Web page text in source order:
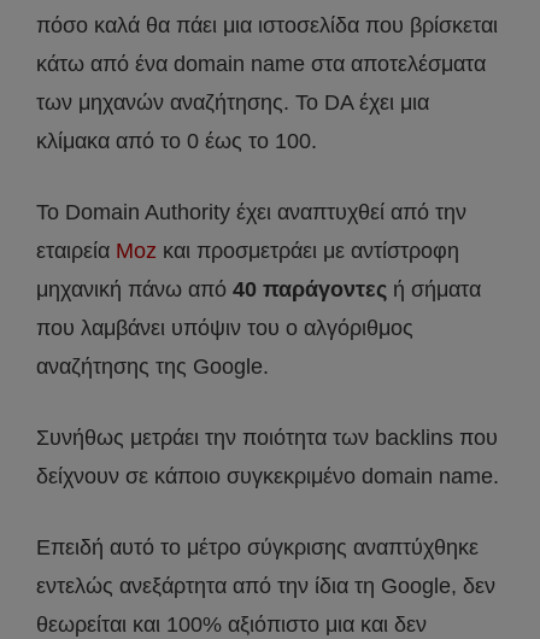
πόσο καλά θα πάει μια ιστοσελίδα που βρίσκεται
κάτω από ένα domain name στα αποτελέσματα
των μηχανών αναζήτησης. Το DA έχει μια
κλίμακα από το 0 έως το 100.
Το Domain Authority έχει αναπτυχθεί από την
εταιρεία Moz και προσμετράει με αντίστροφη
μηχανική πάνω από 40 παράγοντες ή σήματα
που λαμβάνει υπόψιν του ο αλγόριθμος
αναζήτησης της Google.
Συνήθως μετράει την ποιότητα των backlins που
δείχνουν σε κάποιο συγκεκριμένο domain name.
Επειδή αυτό το μέτρο σύγκρισης αναπτύχθηκε
εντελώς ανεξάρτητα από την ίδια τη Google, δεν
θεωρείται και 100% αξιόπιστο μια και δεν